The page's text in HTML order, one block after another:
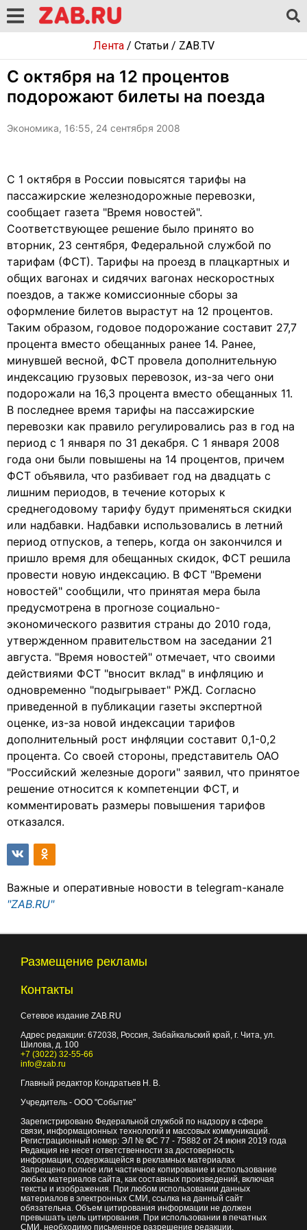
Лента/ Статьи/ ZAB.TV
С октября на 12 процентов
подорожают билеты на поезда
Экономика, 16:55, 24 сентября 2008
С 1 октября в России повысятся тарифы на
пассажирские железнодорожные перевозки,
сообщает газета "Время новостей".
Соответствующее решение было принято во
вторник, 23 сентября, Федеральной службой по
тарифам (ФСТ). Тарифы на проезд в плацкартных и
общих вагонах и сидячих вагонах нескоростных
поездов, а также комиссионные сборы за
оформление билетов вырастут на 12 процентов.
Таким образом, годовое подорожание составит 27,7
процента вместо обещанных ранее 14. Ранее,
минувшей весной, ФСТ провела дополнительную
индексацию грузовых перевозок, из-за чего они
подорожали на 16,3 процента вместо обещанных 11.
В последнее время тарифы на пассажирские
перевозки как правило регулировались раз в год на
период с 1 января по 31 декабря. С 1 января 2008
года они были повышены на 14 процентов, причем
ФСТ объявила, что разбивает год на двадцать с
лишним периодов, в течение которых к
среднегодовому тарифу будут применяться скидки
или надбавки. Надбавки использовались в летний
период отпусков, а теперь, когда он закончился и
пришло время для обещанных скидок, ФСТ решила
провести новую индексацию. В ФСТ "Времени
новостей" сообщили, что принятая мера была
предусмотрена в прогнозе социально-
экономического развития страны до 2010 года,
утвержденном правительством на заседании 21
августа. "Время новостей" отмечает, что своими
действиями ФСТ "вносит вклад" в инфляцию и
одновременно "подыгрывает" РЖД. Согласно
приведенной в публикации газеты экспертной
оценке, из-за новой индексации тарифов
дополнительный рост инфляции составит 0,1-0,2
процента. Со своей стороны, представитель ОАО
"Российский железные дороги" заявил, что принятое
решение относится к компетенции ФСТ, и
комментировать размеры повышения тарифов
отказался.
Важные и оперативные новости в telegram-канале
"ZAB.RU"
Размещение рекламы
Контакты
Сетевое издание ZAB.RU
Адрес редакции: 672038, Россия, Забайкальский край, г. Чита, ул.
Шилова, д. 100
+7 (3022) 32-55-66
info@zab.ru
Главный редактор Кондратьев Н. В.
Учредитель - ООО "Событие"
Зарегистрировано Федеральной службой по надзору в сфере
связи, информационных технологий и массовых коммуникаций.
Регистрационный номер: ЭЛ № ФС 77 - 75882 от 24 июня 2019 года
Редакция не несет ответственности за достоверность
информации, содержащейся в рекламных материалах
Запрещено полное или частичное копирование и использование
любых материалов сайта, как составных произведений, включая
тексты и изображения. При любом использовании данных
материалов в электронных СМИ, ссылка на данный сайт
обязательна. Объем цитирования информации не должен
превышать цель цитирования. При использовании в печатных
СМИ, необходимо письменное разрешение редакции.